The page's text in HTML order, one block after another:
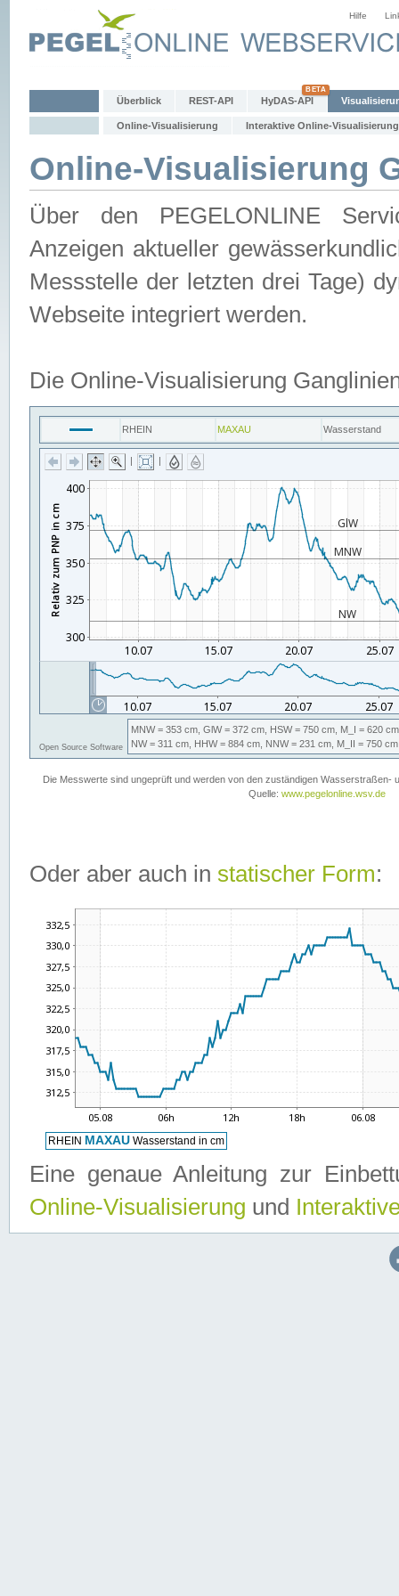
Hilfe
Überblick REST-API HyDAS-API
Online-Visualisierung Interaktive Online-Visualisierung
Online-Visualisierung
Über den PEGELONLINE
Anzeigen aktueller
Messstelle der letzten drei Tage)
Webseite integriert werden.
Die Online-Visualisierung
Oder aber auch in statischer Form:
Eine genaue Anleitung zur
Online-Visualisierung und